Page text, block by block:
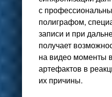
с
полиграфом,
записи и при
получает
на видео моменты
артефактов в
их причины.